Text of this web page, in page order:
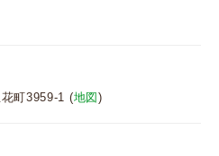
町3959-1 (地図)